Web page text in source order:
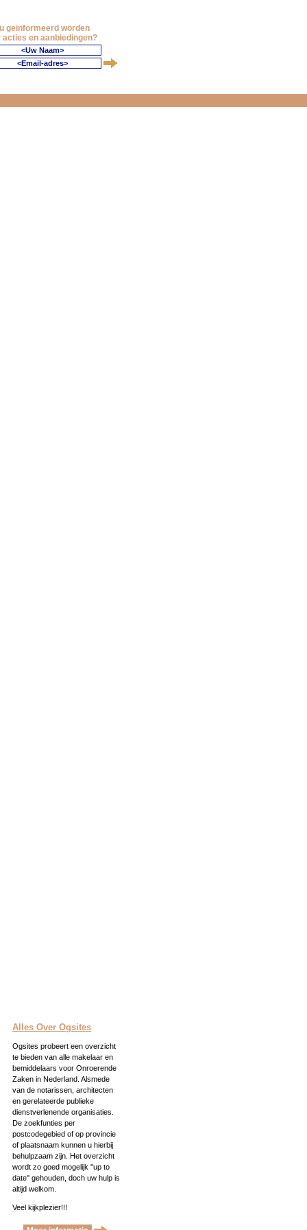
geinformeerd worden
acties en aanbiedingen?
Alles Over Ogsites
Ogsites probeert een overzicht
te bieden van alle makelaar en
bemiddelaars voor Onroerende
Zaken in Nederland. Alsmede
van de notarissen, architecten
en gerelateerde publieke
dienstverlenende organisaties.
De zoekfunties per
postcodegebied of op provincie
of plaatsnaam kunnen u hierbij
behulpzaam zijn. Het overzicht
wordt zo goed mogelijk ''up to
date'' gehouden, doch uw hulp is
altijd welkom.
Veel kijkplezier!!!